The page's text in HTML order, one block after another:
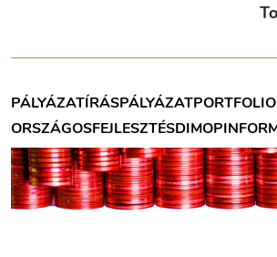
PÁLYÁZATÍRÁSPÁLYÁZAT
ORSZÁGOSFEJLESZTÉSDIMOP